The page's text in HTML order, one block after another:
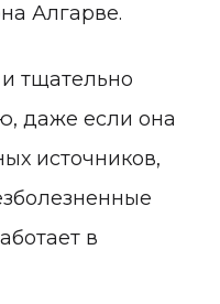
Алгарве.
тщательно
даже если она
источников,
в